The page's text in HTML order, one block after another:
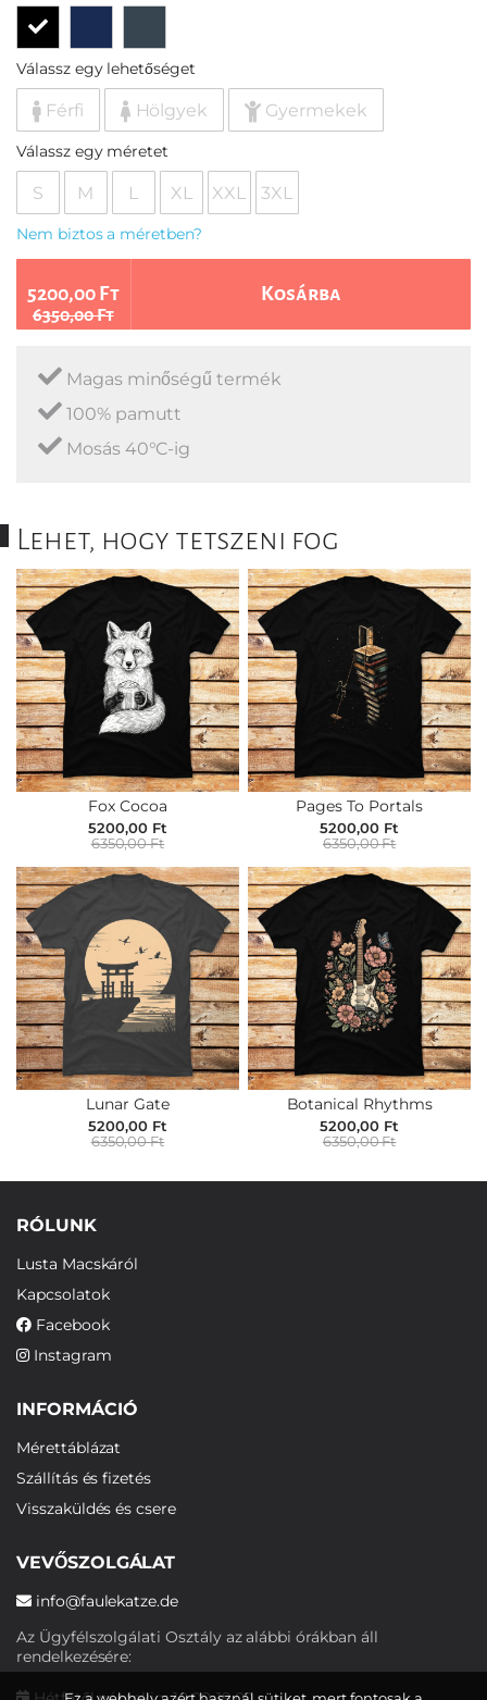
Válassz egy lehetőséget
Férfi Hölgyek Gyermekek
Válassz egy méretet
S M L XL XXL 3XL
Nem biztos a méretben?
5200,00 Ft
6350,00 Ft
Kosárba
Magas minőségű termék
100% pamutt
Mosás 40°C-ig
Lehet, hogy tetszeni fog
Fox Cocoa
5200,00 Ft
6350,00 Ft
Pages To Portals
5200,00 Ft
6350,00 Ft
Lunar Gate
5200,00 Ft
6350,00 Ft
Botanical Rhythms
5200,00 Ft
6350,00 Ft
RÓLUNK
Lusta Macskáról
Kapcsolatok
Facebook
Instagram
INFORMÁCIÓ
Mérettáblázat
Szállítás és fizetés
Visszaküldés és csere
VEVŐSZOLGÁLAT
info@faulekatze.de
Az Ügyfélszolgálati Osztály az alábbi órákban áll
rendelkezésére: